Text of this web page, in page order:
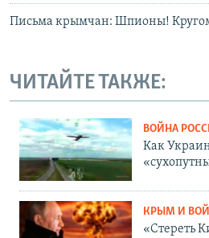
Письма крымчан: Шпионы!
ЧИТАЙТЕ ТАКЖЕ:
ВОЙНА
Как
КРЫМ И
«Стереть